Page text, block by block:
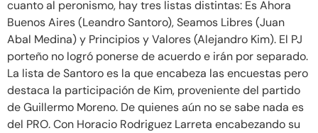
cuanto al peronismo, hay tres listas distintas: Es Ahora
Buenos Aires (Leandro Santoro), Seamos Libres (Juan
Abal Medina) y Principios y Valores (Alejandro Kim). El PJ
porteño no logró ponerse de acuerdo e irán por separado.
La lista de Santoro es la que encabeza las encuestas pero
destaca la participación de Kim, proveniente del partido
de Guillermo Moreno. De quienes aún no se sabe nada es
del PRO. Con Horacio Rodriguez Larreta encabezando su